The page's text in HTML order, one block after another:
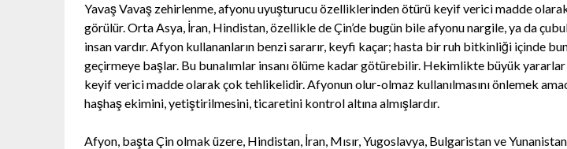
Yavaş Vavaş zehirlenme, afyonu uyuşturucu özelliklerinden ötürü keyif verici madde
görülür. Orta Asya, İran, Hindistan, özellikle de Çin’de bugün bile afyonu nargile, ya da
insan vardır. Afyon kullananların benzi sararır, keyfi kaçar; hasta bir ruh bitkinliği içinde
geçirmeye başlar. Bu bunalımlar insanı ölüme kadar götürebilir. Hekimlikte büyük
keyif verici madde olarak çok tehlikelidir. Afyonun olur-olmaz kullanılmasını önlemek
haşhaş ekimini, yetiştirilmesini, ticaretini kontrol altına almışlardır.
Afyon, başta Çin olmak üzere, Hindistan, İran, Mısır, Yugoslavya, Bulgaristan ve